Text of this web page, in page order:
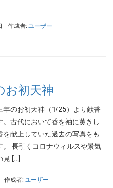
作成者: ユーザー
お初天神
年のお初天神（1/25）より献香
。古代において香を袖に薫きし
を献上していた過去の写真をも
。 長引くコロナウィルスや景気
見 […]
作成者: ユーザー